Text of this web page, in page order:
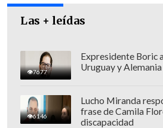
Las + leídas
7677
Expresidente Boric
Uruguay y Alemania
6146
Lucho Miranda
frase de Camila
discapacidad